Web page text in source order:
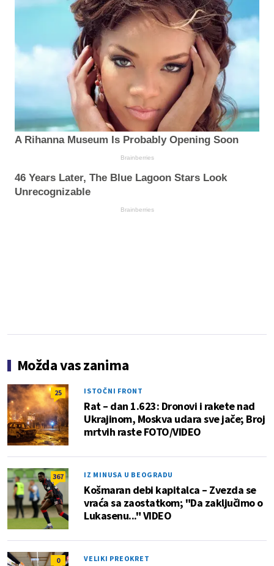
A Rihanna Museum Is Probably Opening Soon
Brainberries
46 Years Later, The Blue Lagoon Stars Look
Unrecognizable
Brainberries
Možda vas zanima
25 ISTOČNI FRONT
Rat – dan 1.623: Dronovi i rakete nad
Ukrajinom, Moskva udara sve jače; Broj
mrtvih raste FOTO/VIDEO
367 IZ MINUSA U BEOGRADU
Košmaran debi kapitalca – Zvezda se
vraća sa zaostatkom; "Da zaključimo o
Lukasenu..." VIDEO
0 VELIKI PREOKRET